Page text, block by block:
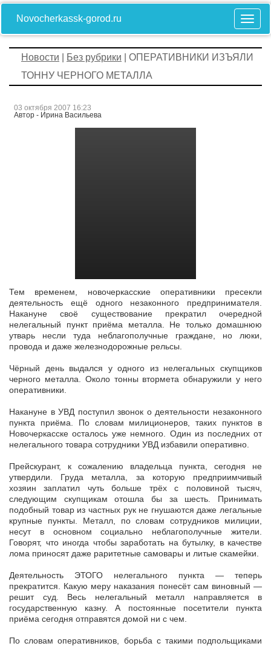
Novocherkassk-gorod.ru
Новости Без рубрики | ОПЕРАТИВНИКИ ИЗЪЯЛИ
ТОННУ ЧЕРНОГО МЕТАЛЛА
03 октября 2007 16:23
Автор - Ирина Васильева
Тем временем, новочеркасские оперативники пресекли
деятельность ещё одного незаконного предпринимателя.
Накануне своё существование прекратил очередной
нелегальный пункт приёма металла. Не толькодомашнюю
утварь несли туда неблагополучные граждане, но люки,
провода и даже железнодорожные рельсы.
Чёрный день выдался у одного из нелегальных скупщиков
черного металла. Около тонны втормета обнаружили у него
оперативники.
Накануне в УВД поступил звонок о деятельности незаконного
пункта приёма. По словам милиционеров, таких пунктов в
Новочеркасске осталось уже немного. Один из последних от
нелегального товара сотрудники УВД избавили оперативно.
Прейскурант, к сожалению владельца пункта, сегодня не
утвердили. Груда металла, за которую предприимчивый
хозяин заплатил чуть больше трёх с половиной тысяч,
следующим скупщикам отошла бы за шесть. Принимать
подобный товар из частных рук не гнушаются даже легальные
крупные пункты. Металл, по словам сотрудников милиции,
несут в основном социально неблагополучные жители.
Говорят, что иногда чтобы заработать на бутылку, в качестве
лома приносят даже раритетные самовары и литые скамейки.
Деятельность ЭТОГО нелегального пункта — теперь
прекратится. Какую меру наказания понесёт сам виновный —
решит суд. Весь нелегальный металл направляется в
государственную казну. А постоянные посетители пункта
приёма сегодня отправятся домой ни с чем.
По словам оперативников, борьба с такими подпольщиками